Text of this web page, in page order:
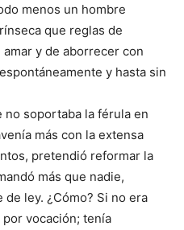
menos un hombre
que reglas de
y de aborrecer con
y hasta sin
soportaba la férula en
más con la extensa
pretendió reformar la
más que nadie,
ley. ¿Cómo? Si no era
vocación; tenía